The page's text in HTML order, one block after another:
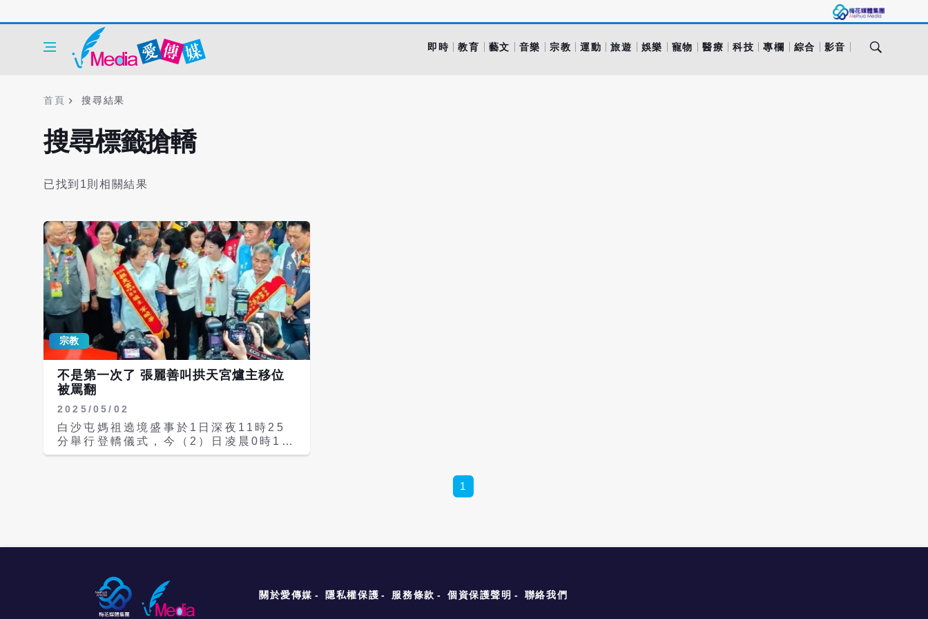
即時 教育 藝文 音樂 宗教 運動 旅遊 娛樂 寵物 醫療 科技 專欄 綜合 影音
首頁 搜尋結果
搜尋標籤搶轎
已找到1則相關結果
宗教
不是第一次了 張麗善叫拱天宮爐主移位
被罵翻
2025/05/02
白沙屯媽祖遶境盛事於1日深夜11時25
分舉行登轎儀式，今（2）日凌晨0時10
分正式起駕，展開10天9夜的進香之旅；
參香，其中包含張麗善、台中市長盧秀
燕、苗栗縣長鍾東錦等人，但原本拱天宮
爐主站在張麗善正前方，隨後張麗善不知
1
關於愛傳媒 隱私權保護 服務條款 個資保護聲明 聯絡我們